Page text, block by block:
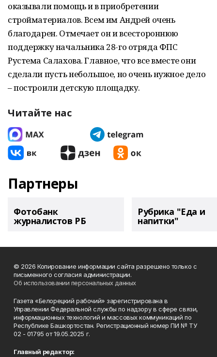
оказывали помощь и в приобретении
стройматериалов. Всем им Андрей очень
благодарен. Отмечает он и всестороннюю
поддержку начальника 28-го отряда ФПС
Рустема Салахова. Главное, что все вместе они
сделали пусть небольшое, но очень нужное дело
– построили детскую площадку.
Читайте нас
Партнеры
Фотобанк
журналистов РБ
Рубрика "Еда и
напитки"
© 2026 Копирование информации сайта разрешено только с
письменного согласия администрации.
Об использовании персональных данных
Газета «Белорецкий рабочий» зарегистрирована в
Управлении Федеральной службы по надзору в сфере связи,
информационных технологий и массовых коммуникаций по
Республике Башкортостан. Регистрационный номер ПИ № ТУ
02 - 01795 от 19.05.2025 г.
Главный редактор: